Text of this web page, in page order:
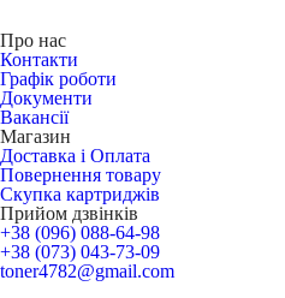
Про нас
Контакти
Графік роботи
Документи
Вакансії
Магазин
Доставка і Оплата
Повернення товару
Скупка картриджів
Прийом дзвінків
+38 (096) 088-64-98
+38 (073) 043-73-09
toner4782@gmail.com